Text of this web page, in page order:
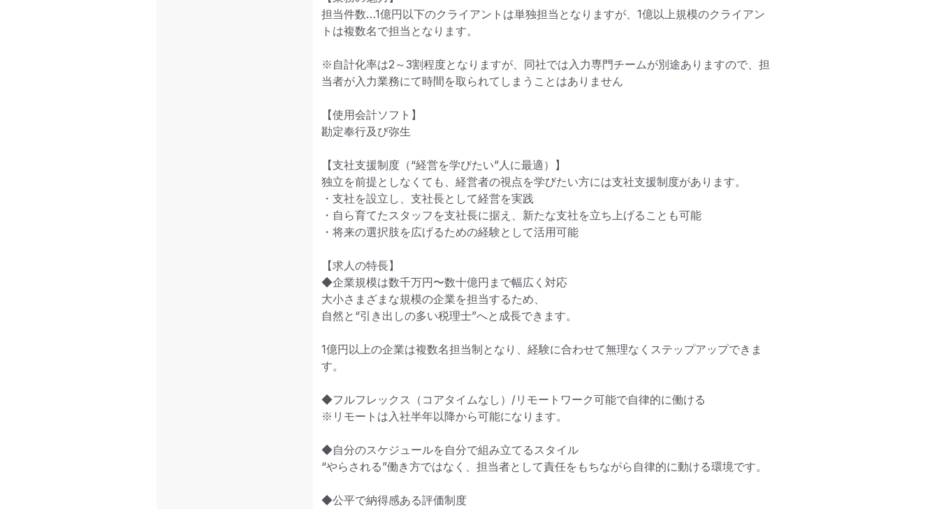
担当件数…1億円以下のクライアントは単独担当となりますが、1億以上規模のクライアン
トは複数名で担当となります。
※自計化率は2～3割程度となりますが、同社では入力専門チームが別途ありますので、担
当者が入力業務にて時間を取られてしまうことはありません
【使用会計ソフト】
勘定奉行及び弥生
【支社支援制度（“経営を学びたい”人に最適）】
独立を前提としなくても、経営者の視点を学びたい方には支社支援制度があります。
・支社を設立し、支社長として経営を実践
・自ら育てたスタッフを支社長に据え、新たな支社を立ち上げることも可能
・将来の選択肢を広げるための経験として活用可能
【求人の特長】
◆企業規模は数千万円〜数十億円まで幅広く対応
大小さまざまな規模の企業を担当するため、
自然と“引き出しの多い税理士”へと成長できます。
1億円以上の企業は複数名担当制となり、経験に合わせて無理なくステップアップできま
す。
◆フルフレックス（コアタイムなし）/リモートワーク可能で自律的に働ける
※リモートは入社半年以降から可能になります。
◆自分のスケジュールを自分で組み立てるスタイル
“やらされる”働き方ではなく、担当者として責任をもちながら自律的に動ける環境です。
◆公平で納得感ある評価制度